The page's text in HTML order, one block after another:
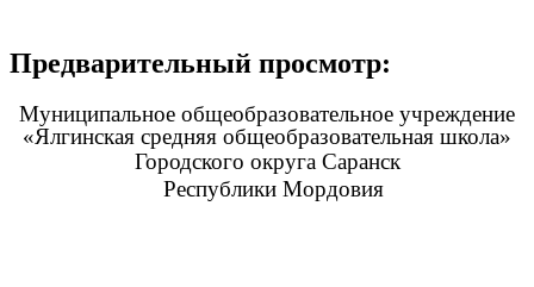
Предварительный просмотр:
Муниципальное общеобразовательное учреждение
«Ялгинская средняя общеобразовательная школа»
Городского округа Саранск
Республики Мордовия